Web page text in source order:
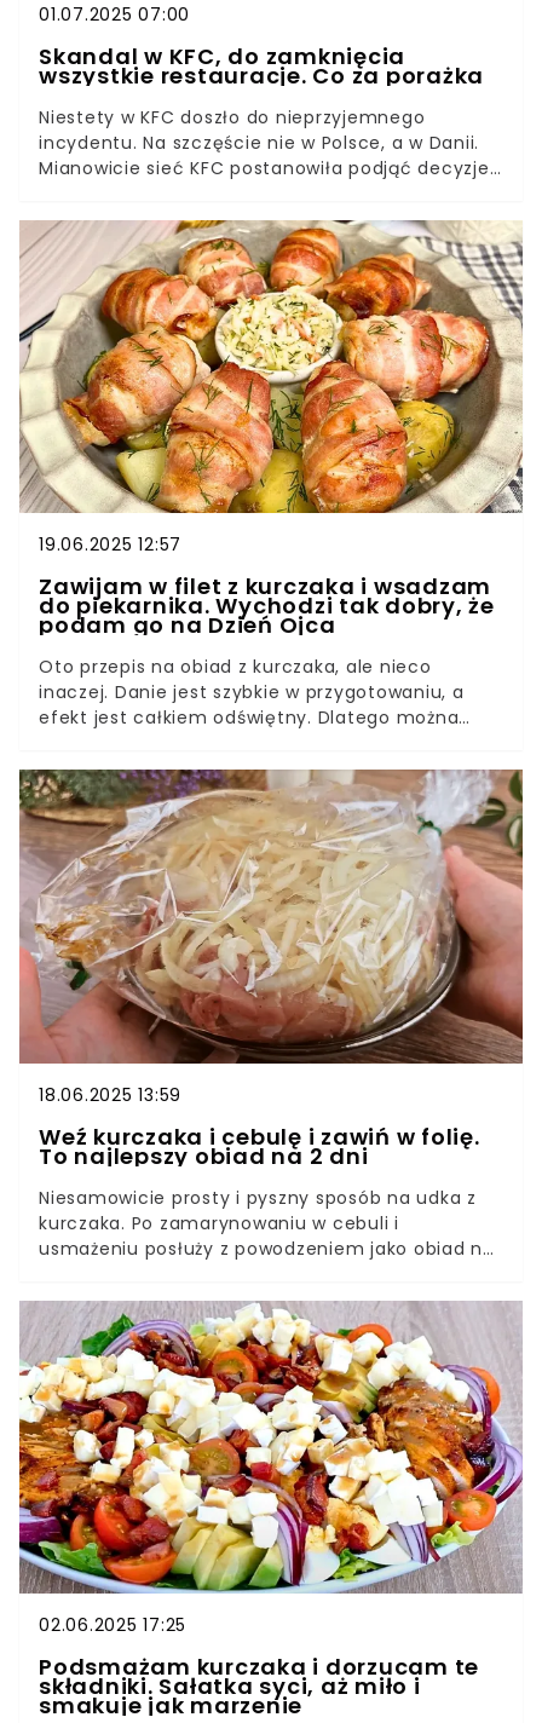
01.07.2025 07:00
Skandal w KFC, do zamknięcia
wszystkie restauracje. Co za porażka
Niestety w KFC doszło do nieprzyjemnego
incydentu. Na szczęście nie w Polsce, a w Danii.
Mianowicie sieć KFC postanowiła podjąć decyzje
po tym, jak się okazało, że pracownicy regularnie
przedłużali datę terminu przydatności do
spożycia kurczaka. Dziennikarze dotarli do
rozmów pracowników.
19.06.2025 12:57
Zawijam w filet z kurczaka i wsadzam
do piekarnika. Wychodzi tak dobry, że
podam go na Dzień Ojca
Oto przepis na obiad z kurczaka, ale nieco
inaczej. Danie jest szybkie w przygotowaniu, a
efekt jest całkiem odświętny. Dlatego można
18.06.2025 13:59
Weź kurczaka i cebulę i zawiń w folię.
To najlepszy obiad na 2 dni
Niesamowicie prosty i pyszny sposób na udka z
kurczaka. Po zamarynowaniu w cebuli i
usmażeniu posłuży z powodzeniem jako obiad na
aromatyczne.
02.06.2025 17:25
Podsmażam kurczaka i dorzucam te
składniki. Sałatka syci, aż miło i
smakuje jak marzenie